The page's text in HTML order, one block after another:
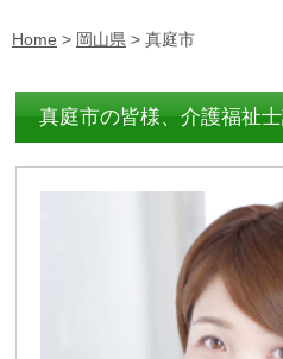
Home > 岡山県 > 真庭市
真庭市の皆様、介護福祉